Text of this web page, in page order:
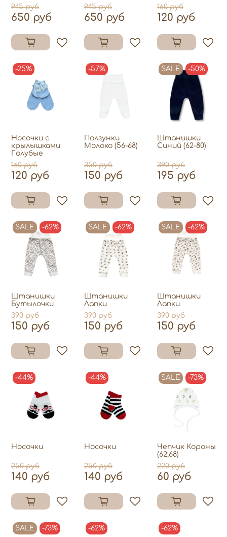
945 руб
650 руб
945 руб
650 руб
160 руб
120 руб
-25%
Носочки с
крылышками
Голубые
160 руб
120 руб
-57%
Ползунки
Молоко (56-68)
350 руб
150 руб
SALE -50%
Штанишки
Синий (62-80)
390 руб
195 руб
SALE -62%
Штанишки
Бутылочки
390 руб
150 руб
SALE -62%
Штанишки
Лапки
390 руб
150 руб
SALE -62%
Штанишки
Лапки
390 руб
150 руб
-44%
Носочки
250 руб
140 руб
-44%
Носочки
250 руб
140 руб
SALE -73%
Чепчик Короны
(62;68)
220 руб
60 руб
SALE -73% -62% -62%